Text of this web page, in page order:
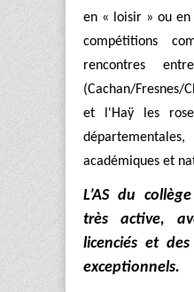
en « loisir » ou
compétitions
rencontres
(Cachan/Fresnes/
et l'Haÿ les
départementales,
académiques et
L’AS du
très active,
licenciés et
exceptionnels.